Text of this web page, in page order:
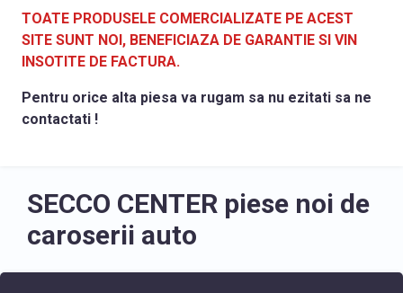
TOATE PRODUSELE COMERCIALIZATE PE ACEST
SITE SUNT NOI, BENEFICIAZA DE GARANTIE SI VIN
INSOTITE DE FACTURA.
Pentru orice alta piesa va rugam sa nu ezitati sa ne
contactati !
SECCO CENTER piese noi de
caroserii auto